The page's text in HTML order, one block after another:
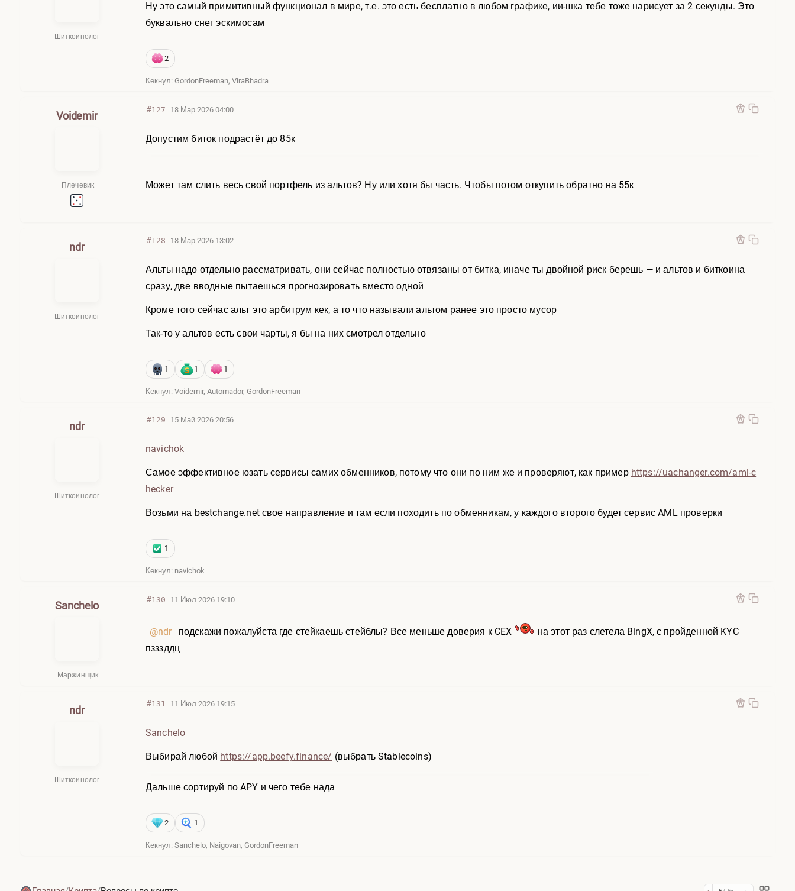
Шиткоинолог
Ну это самый примитивный функционал в мире, т.е. это есть бесплатно в любом графике, ии-шка тебе тоже нарисует за 2 секунды. Это
буквально снег эскимосам
2
Кекнул: GordonFreeman, ViraBhadra
Voidemir
Плечевик
#127 18 Мар 2026 04:00
Допустим биток подрастёт до 85к
Может там слить весь свой портфель из альтов? Ну или хотя бы часть. Чтобы потом откупить обратно на 55к
ndr
Шиткоинолог
#128 18 Мар 2026 13:02
Альты надо отдельно рассматривать, они сейчас полностью отвязаны от битка, иначе ты двойной риск берешь — и альтов и биткоина
сразу, две вводные пытаешься прогнозировать вместо одной
Кроме того сейчас альт это арбитрум кек, а то что называли альтом ранее это просто мусор
Так-то у альтов есть свои чарты, я бы на них смотрел отдельно
1 1 1
Кекнул: Voidemir, Automador, GordonFreeman
ndr
Шиткоинолог
#129 15 Май 2026 20:56
navichok
Самое эффективное юзать сервисы самих обменников, потому что они по ним же и проверяют, как пример https://uachanger.com/aml-c
hecker
Возьми на bestchange.net свое направление и там если походить по обменникам, у каждого второго будет сервис AML проверки
1
Кекнул: navichok
Sanchelo
Маржинщик
#130 11 Июл 2026 19:10
@ndr подскажи пожалуйста где стейкаешь стейблы? Все меньше доверия к CEX
на этот раз слетела BingX, с пройденной KYC
пзззддц
ndr
Шиткоинолог
#131 11 Июл 2026 19:15
Sanchelo
Выбирай любой https://app.beefy.finance/ (выбрать Stablecoins)
Дальше сортируй по APY и чего тебе нада
2 1
Кекнул: Sanchelo, Naigovan, GordonFreeman